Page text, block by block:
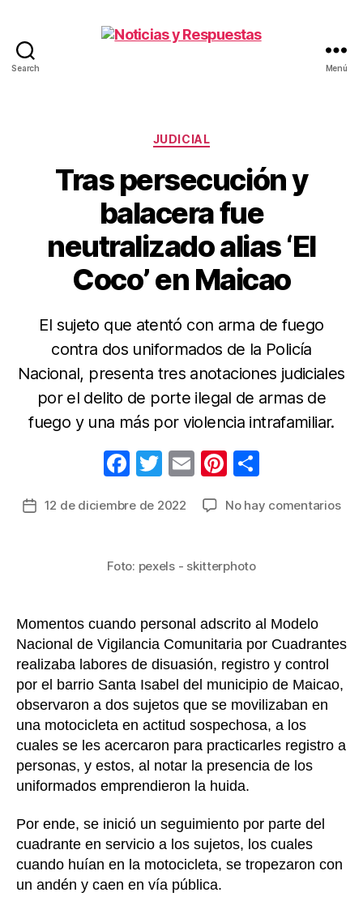
Search Menú
Categorías
JUDICIAL
Tras persecución y
balacera fue
neutralizado alias ‘El
Coco’ en Maicao
El sujeto que atentó con arma de fuego
contra dos uniformados de la Policía
Nacional, presenta tres anotaciones judiciales
por el delito de porte ilegal de armas de
fuego y una más por violencia intrafamiliar.
F
c
b
o
k
T
itt
E
ail
Pi
er
st
m
Fecha12 de diciembre de 2022 No hay comentariosen
‘El
Foto: pexels - skitterphoto
Momentos cuando personal adscrito al Modelo
Nacional de Vigilancia Comunitaria por Cuadrantes
realizaba labores de disuasión, registro y control
por el barrio Santa Isabel del municipio de Maicao,
observaron a dos sujetos que se movilizaban en
una motocicleta en actitud sospechosa, a los
cuales se les acercaron para practicarles registro a
personas, y estos, al notar la presencia de los
uniformados emprendieron la huida.
Por ende, se inició un seguimiento por parte del
cuadrante en servicio a los sujetos, los cuales
cuando huían en la motocicleta, se tropezaron con
un andén y caen en vía pública.